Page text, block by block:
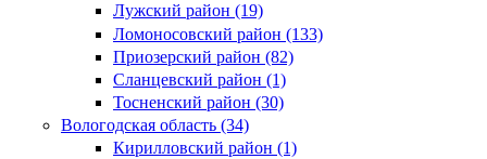
Лужский район (19)
Ломоносовский район (133)
Приозерский район (82)
Сланцевский район (1)
Тосненский район (30)
Вологодская область (34)
Кирилловский район (1)